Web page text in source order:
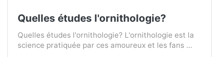
Quelles études l'ornithologie?
Quelles études l'ornithologie? L'ornithologie est la
science pratiquée par ces amoureux et les fans ...